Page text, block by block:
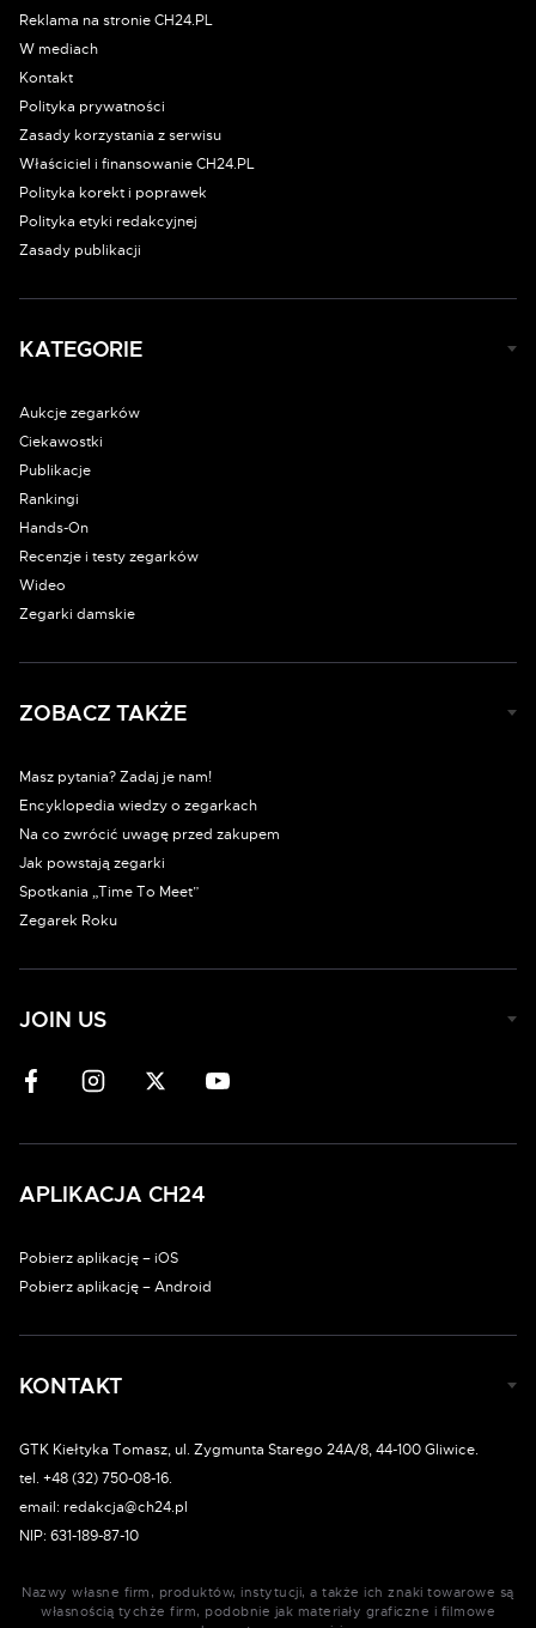
Reklama na stronie CH24.PL
W mediach
Kontakt
Polityka prywatności
Zasady korzystania z serwisu
Właściciel i finansowanie CH24.PL
Polityka korekt i poprawek
Polityka etyki redakcyjnej
Zasady publikacji
KATEGORIE
Aukcje zegarków
Ciekawostki
Publikacje
Rankingi
Hands-On
Recenzje i testy zegarków
Wideo
Zegarki damskie
ZOBACZ TAKŻE
Masz pytania? Zadaj je nam!
Encyklopedia wiedzy o zegarkach
Na co zwrócić uwagę przed zakupem
Jak powstają zegarki
Spotkania „Time To Meet”
Zegarek Roku
JOIN US
APLIKACJA CH24
Pobierz aplikację – iOS
Pobierz aplikację – Android
KONTAKT
GTK Kiełtyka Tomasz, ul. Zygmunta Starego 24A/8, 44-100 Gliwice.
tel. +48 (32) 750-08-16.
email: redakcja@ch24.pl
NIP: 631-189-87-10
Nazwy własne firm, produktów, instytucji, a także ich znaki towarowe są
własnością tychże firm, podobnie jak materiały graficzne i filmowe